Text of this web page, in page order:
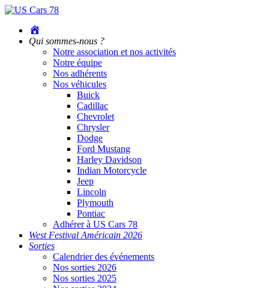
Qui sommes-nous ?
Notre association et nos activités
Notre équipe
Nos adhérents
Nos véhicules
Buick
Cadillac
Chevrolet
Chrysler
Dodge
Ford Mustang
Harley Davidson
Indian Motorcycle
Jeep
Lincoln
Plymouth
Pontiac
Adhérer à US Cars 78
West Festival Américain 2026
Sorties
Calendrier des événements
Nos sorties 2026
Nos sorties 2025